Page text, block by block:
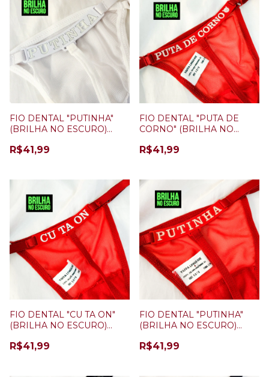
FIO DENTAL "PUTINHA"
(BRILHA NO ESCURO)
R$41,99
FIO DENTAL "PUTA DE
CORNO" (BRILHA NO
R$41,99
FIO DENTAL "CU TA ON"
(BRILHA NO ESCURO)
R$41,99
FIO DENTAL "PUTINHA"
(BRILHA NO ESCURO)
R$41,99